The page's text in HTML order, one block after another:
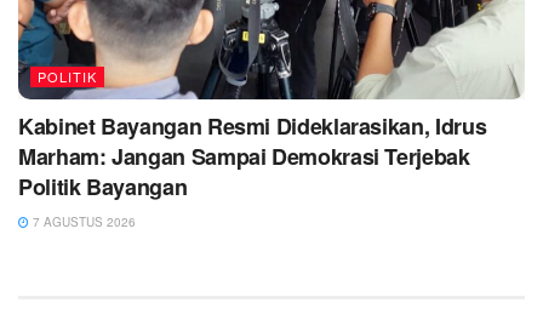
POLITIK
Kabinet Bayangan Resmi Dideklarasikan, Idrus
Marham: Jangan Sampai Demokrasi Terjebak
Politik Bayangan
7 AGUSTUS 2026